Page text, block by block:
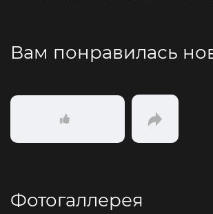
Вам понравилась
Фотогаллерея